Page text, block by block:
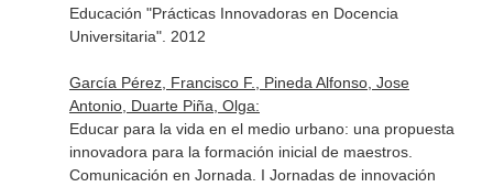
Educación "Prácticas Innovadoras en Docencia
Universitaria". 2012
García Pérez, Francisco F., Pineda Alfonso, Jose
Antonio, Duarte Piña, Olga:
Educar para la vida en el medio urbano: una propuesta
innovadora para la formación inicial de maestros.
Comunicación en Jornada. I Jornadas de innovación